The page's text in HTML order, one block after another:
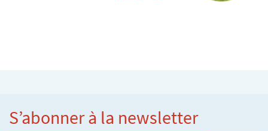
S’abonner à la newsletter